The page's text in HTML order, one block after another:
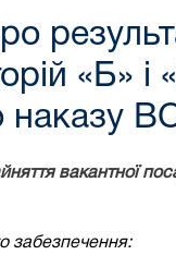
«Б»
наказу
вакантної
забезпечення: